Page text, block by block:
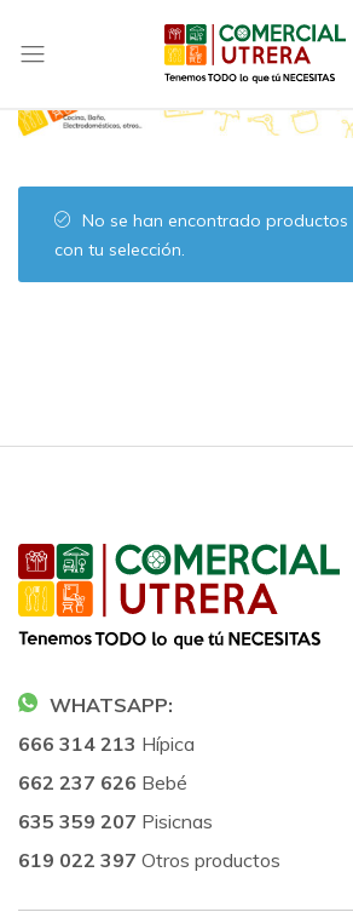
TODO
que
tú
NECESITAS
Menaje y Hogar Cocina Varios
No se han encontrado productos
con tu selección.
WHATSAPP:
666 314 213 Hípica
662 237 626 Bebé
635 359 207 Pisicnas
619 022 397 Otros productos